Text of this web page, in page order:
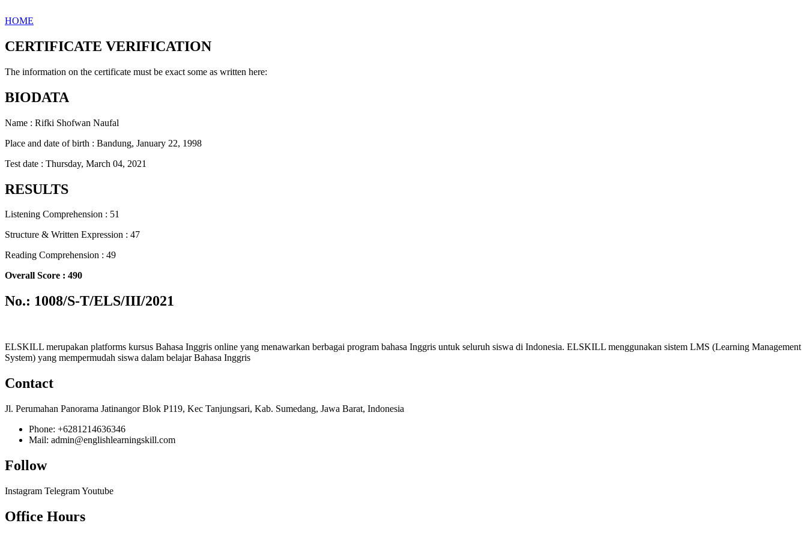
HOME
CERTIFICATE VERIFICATION
The information on the certificate must be exact some as written here:
BIODATA
Name : Rifki Shofwan Naufal
Place and date of birth : Bandung, January 22, 1998
Test date : Thursday, March 04, 2021
RESULTS
Listening Comprehension : 51
Structure & Written Expression : 47
Reading Comprehension : 49
Overall Score : 490
No.: 1008/S-T/ELS/III/2021
ELSKILL merupakan platforms kursus Bahasa Inggris online yang menawarkan berbagai program bahasa Inggris untuk seluruh siswa di Indonesia. ELSKILL menggunakan sistem LMS (Learning Management
System) yang mempermudah siswa dalam belajar Bahasa Inggris
Contact
Jl. Perumahan Panorama Jatinangor Blok P119, Kec Tanjungsari, Kab. Sumedang, Jawa Barat, Indonesia
Phone: +6281214636346
Mail: admin@englishlearningskill.com
Follow
Instagram TelegramYoutube
Office Hours